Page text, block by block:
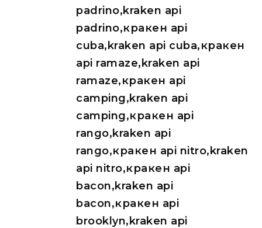
padrino,kraken api
padrino,кракен api
cuba,kraken api cuba,кракен
api ramaze,kraken api
ramaze,кракен api
camping,kraken api
camping,кракен api
rango,kraken api
rango,кракен api nitro,kraken
api nitro,кракен api
bacon,kraken api
bacon,кракен api
brooklyn,kraken api